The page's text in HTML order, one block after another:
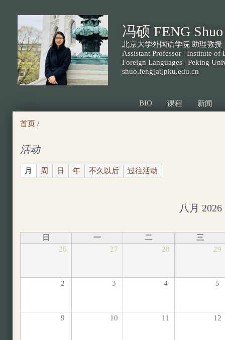
到
页
面
要
冯硕 FENG
北京大学外国语学院 助理教授
Assistant Professor | Institute
Foreign Languages | Peking
shuo.feng[at]pku.edu.cn
BIO 课程 新闻
首页 /
活动
月 (active tab)
周 日 年 不久以后 过往活动
八月 2026
日 一 二
三
26
27 28 29
2 3 4 5
9 10 11 12